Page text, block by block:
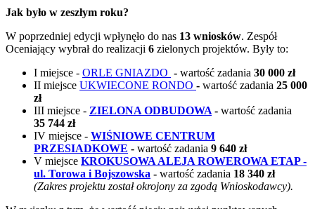
Jak było w zeszłym roku?
W poprzedniej edycji wpłynęło do nas 13 wniosków. Zespół
Oceniający wybrał do realizacji 6 zielonych projektów. Były to:
I miejsce - ORLE GNIAZDO - wartość zadania 30 000 zł
II miejsce UKWIECONE RONDO - wartość zadania 25 000
zł
III miejsce - ZIELONA ODBUDOWA - wartość zadania
35 744 zł
IV miejsce - WIŚNIOWE CENTRUM
PRZESIADKOWE - wartość zadania 9 640 zł
V miejsce KROKUSOWA ALEJA ROWEROWA ETAP -
ul. Torowa i Bojszowska - wartość zadania 18 340 zł
(Zakres projektu został okrojony za zgodą Wnioskodawcy).